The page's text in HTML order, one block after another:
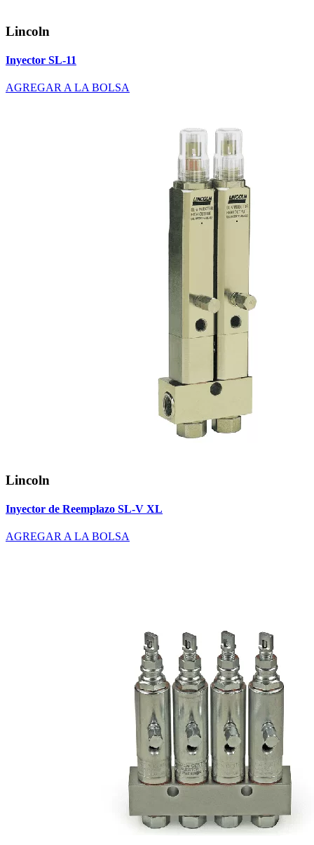
Lincoln
Inyector SL-11
AGREGAR A LA BOLSA
Lincoln
Inyector de Reemplazo SL-V XL
AGREGAR A LA BOLSA